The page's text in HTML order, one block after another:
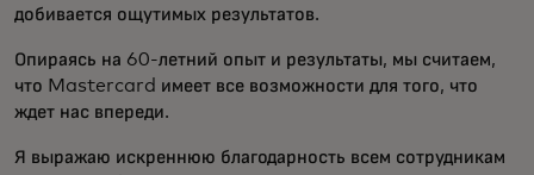
добивается ощутимых результатов.
Опираясь на 60-летний опыт и результаты, мы считаем,
что Mastercard имеет все возможности для того, что
ждет нас впереди.
Я выражаю искреннюю благодарность всем сотрудникам